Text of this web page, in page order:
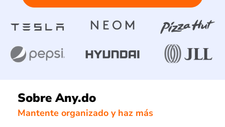
Sobre Any.do
Mantente organizado y haz más